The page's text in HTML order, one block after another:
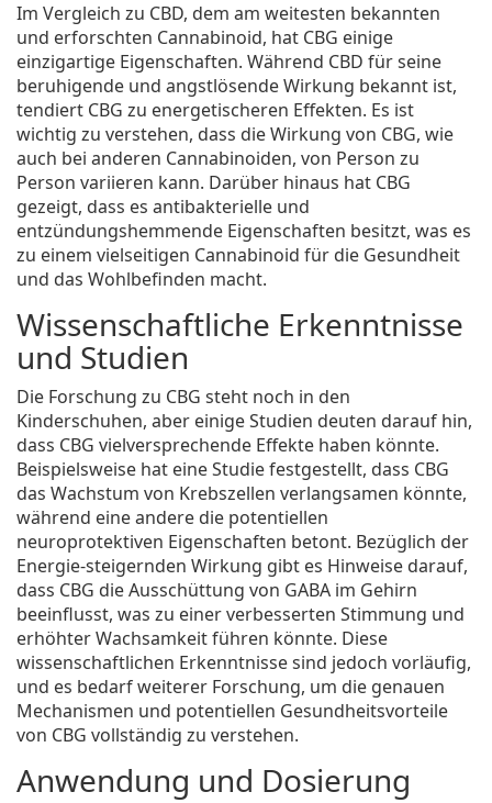
Im Vergleich zu CBD, dem am weitesten bekannten
und erforschten Cannabinoid, hat CBG einige
einzigartige Eigenschaften. Während CBD für seine
beruhigende und angstlösende Wirkung bekannt ist,
tendiert CBG zu energetischeren Effekten. Es ist
wichtig zu verstehen, dass die Wirkung von CBG, wie
auch bei anderen Cannabinoiden, von Person zu
Person variieren kann. Darüber hinaus hat CBG
gezeigt, dass es antibakterielle und
entzündungshemmende Eigenschaften besitzt, was es
zu einem vielseitigen Cannabinoid für die Gesundheit
und das Wohlbefinden macht.
Wissenschaftliche Erkenntnisse
und Studien
Die Forschung zu CBG steht noch in den
Kinderschuhen, aber einige Studien deuten darauf hin,
dass CBG vielversprechende Effekte haben könnte.
Beispielsweise hat eine Studie festgestellt, dass CBG
das Wachstum von Krebszellen verlangsamen könnte,
während eine andere die potentiellen
neuroprotektiven Eigenschaften betont. Bezüglich der
Energie-steigernden Wirkung gibt es Hinweise darauf,
dass CBG die Ausschüttung von GABA im Gehirn
beeinflusst, was zu einer verbesserten Stimmung und
erhöhter Wachsamkeit führen könnte. Diese
wissenschaftlichen Erkenntnisse sind jedoch vorläufig,
und es bedarf weiterer Forschung, um die genauen
Mechanismen und potentiellen Gesundheitsvorteile
von CBG vollständig zu verstehen.
Anwendung und Dosierung